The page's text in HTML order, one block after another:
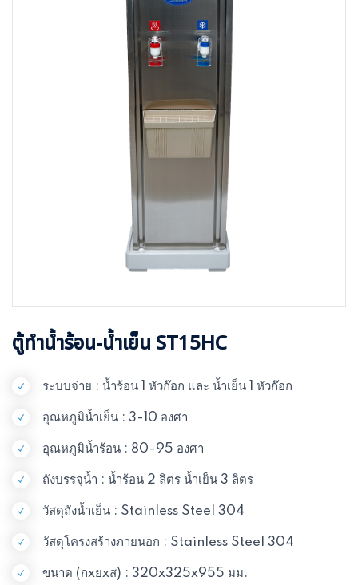
ตู้ทำน้ำร้อน-น้ำเย็น ST15HC
ระบบจ่าย : น้ำร้อน 1 หัวก๊อก และ น้ำเย็น 1 หัวก๊อก
อุณหภูมิน้ำเย็น : 3-10 องศา
อุณหภูมิน้ำร้อน : 80-95 องศา
ถังบรรจุน้ำ : น้ำร้อน 2 ลิตร น้ำเย็น 3 ลิตร
วัสดุถังน้ำเย็น : Stainless Steel 304
วัสดุโครงสร้างภายนอก : Stainless Steel 304
ขนาด (กxยxส) : 320x325x955 มม.